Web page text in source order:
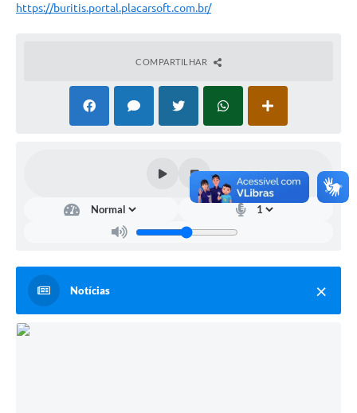
https://buritis.portal.placarsoft.com.br/
COMPARTILHAR
Notícias